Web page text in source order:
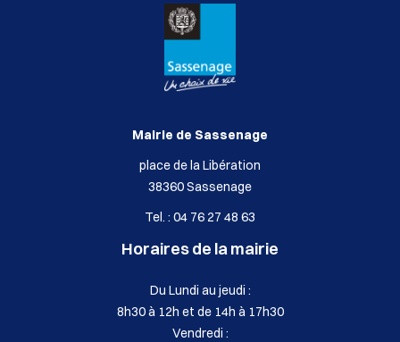
Mairie de Sassenage
place de la Libération
38360 Sassenage
Tel. : 04 76 27 48 63
Horaires de la mairie
Du Lundi au jeudi :
8h30 à 12h et de 14h à 17h30
Vendredi :